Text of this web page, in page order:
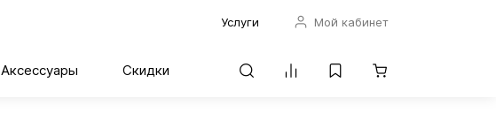
Услуги Мой кабинет
Аксессуары Скидки